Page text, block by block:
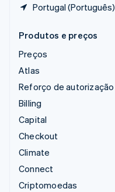
Portugal (Português)
Produtos e preços
Preços
Atlas
Reforço de autorização
Billing
Capital
Checkout
Climate
Connect
Criptomoedas